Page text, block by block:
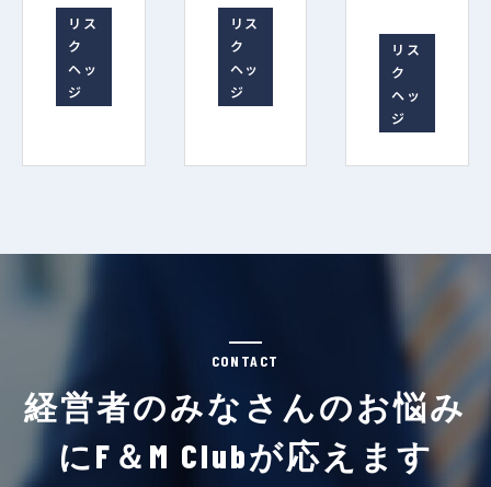
リス
ク
ヘッ
ジ
リス
ク
ヘッ
ジ
リス
ク
ヘッ
ジ
CONTACT
経営者のみなさんのお悩み
にF＆M Clubが応えます